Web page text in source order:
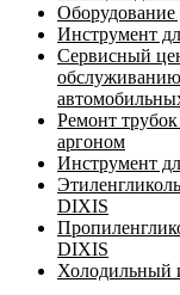
Оборудование
Инструмент
Сервисный
Ремонт
аргоном
Инструмент
DIXIS
DIXIS
Холодильный